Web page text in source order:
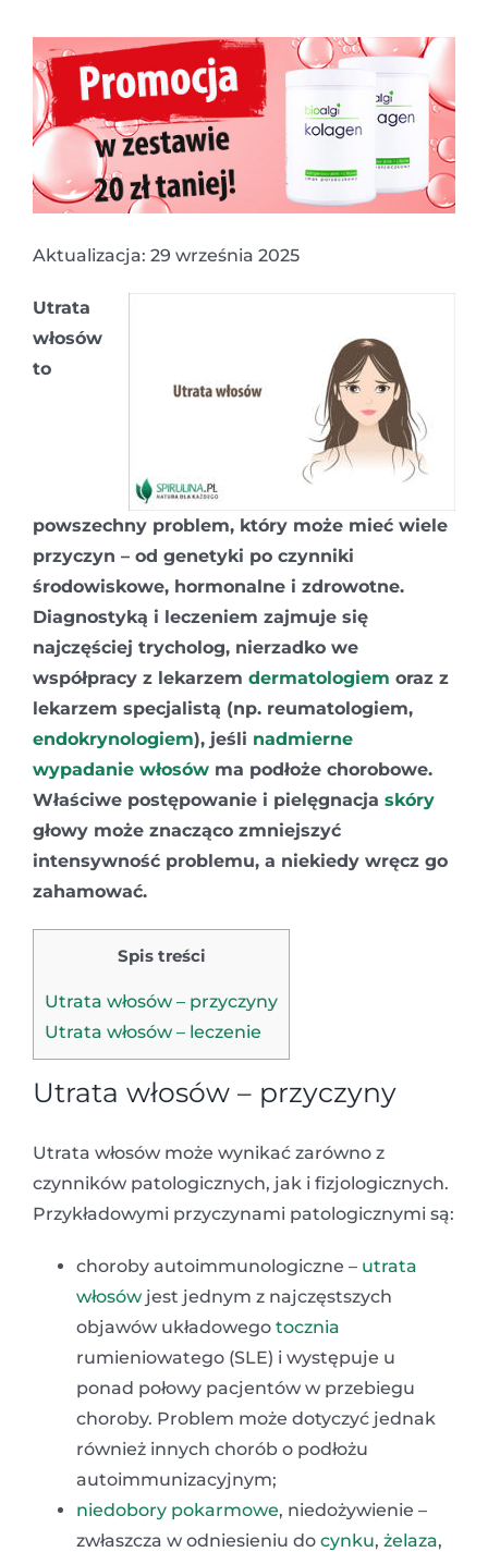
Aktualizacja: 29 września 2025
Utrata
włosów
to
powszechny problem, który może mieć wiele
przyczyn – od genetyki po czynniki
środowiskowe, hormonalne i zdrowotne.
Diagnostyką i leczeniem zajmuje się
najczęściej trycholog, nierzadko we
współpracy z lekarzem dermatologiem oraz z
lekarzem specjalistą (np. reumatologiem,
endokrynologiem), jeśli nadmierne
wypadanie włosów ma podłoże chorobowe.
Właściwe postępowanie i pielęgnacja skóry
głowy może znacząco zmniejszyć
intensywność problemu, a niekiedy wręcz go
zahamować.
Spis treści
Utrata włosów – przyczyny
Utrata włosów – leczenie
Utrata włosów – przyczyny
Utrata włosów może wynikać zarówno z
czynników patologicznych, jak i fizjologicznych.
Przykładowymi przyczynami patologicznymi są:
choroby autoimmunologiczne – utrata
włosów jest jednym z najczęstszych
objawów układowego tocznia
rumieniowatego (SLE) i występuje u
ponad połowy pacjentów w przebiegu
choroby. Problem może dotyczyć jednak
również innych chorób o podłożu
autoimmunizacyjnym;
niedobory pokarmowe, niedożywienie –
zwłaszcza w odniesieniu do cynku, żelaza,